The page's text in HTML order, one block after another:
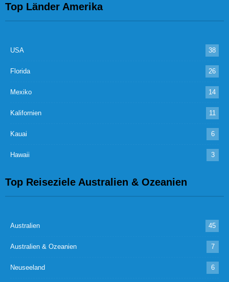
Top Länder Amerika
USA 38
Florida 26
Mexiko 14
Kalifornien 11
Kauai 6
Hawaii 3
Top Reiseziele Australien & Ozeanien
Australien 45
Australien & Ozeanien 7
Neuseeland 6